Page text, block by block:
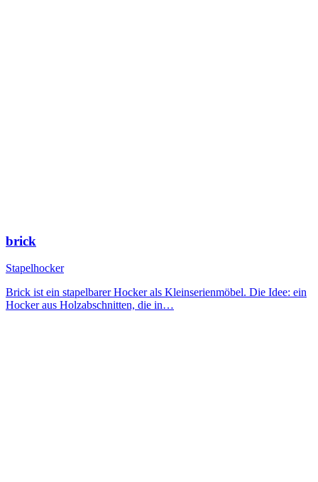
brick
Stapelhocker
Brick ist ein stapelbarer Hocker als Kleinserienmöbel. Die Idee: ein
Hocker aus Holzabschnitten, die in…